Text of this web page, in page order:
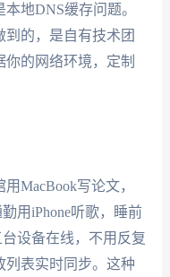
地DNS缓存问题。
的，是自有技术团
的网络环境，定制
MacBook写论文，
用iPhone听歌，睡前
设备在线，不用反复
列表实时同步。这种